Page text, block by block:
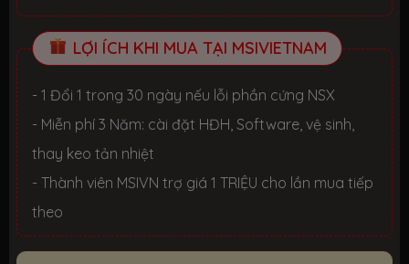
LỢI ÍCH KHI MUA TẠI MSIVIETNAM
- 1 Đổi 1 trong 30 ngày nếu lỗi phần cứng NSX
- Miễn phí 3 Năm: cài đặt HĐH, Software, vệ sinh,
thay keo tản nhiệt
- Thành viên MSIVN trợ giá 1 TRIỆU cho lần mua tiếp
theo